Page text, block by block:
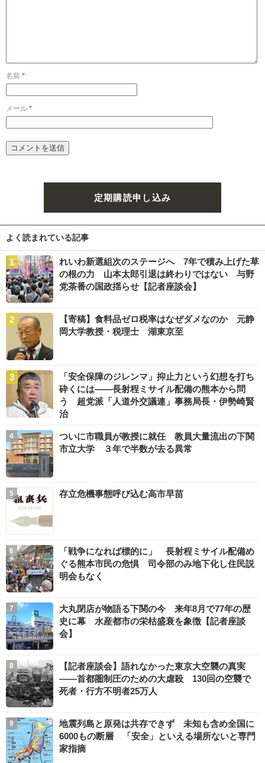
名前 *
メール *
定期購読申し込み
よく読まれている記事
れいわ新選組次のステージへ 7年で積み上げた草
の根の力 山本太郎引退は終わりではない 与野
党茶番の国政揺らせ【記者座談会】
【寄稿】食料品ゼロ税率はなぜダメなのか 元静
岡大学教授・税理士 湖東京至
「安全保障のジレンマ」抑止力という幻想を打ち
砕くには――長射程ミサイル配備の熊本から問
う 超党派「人道外交議連」事務局長・伊勢崎賢
治
ついに市職員が教授に就任 教員大量流出の下関
市立大学 ３年で半数が去る異常
存立危機事態呼び込む高市早苗
「戦争になれば標的に」 長射程ミサイル配備め
ぐる熊本市民の危惧 司令部のみ地下化し住民説
明会もなく
大丸閉店が物語る下関の今 来年8月で77年の歴
史に幕 水産都市の栄枯盛衰を象徴【記者座談
会】
【記者座談会】語れなかった東京大空襲の真実
――首都圏制圧のための大虐殺 130回の空襲で
死者・行方不明者25万人
地震列島と原発は共存できず 未知も含め全国に
6000もの断層 「安全」といえる場所ないと専門
家指摘